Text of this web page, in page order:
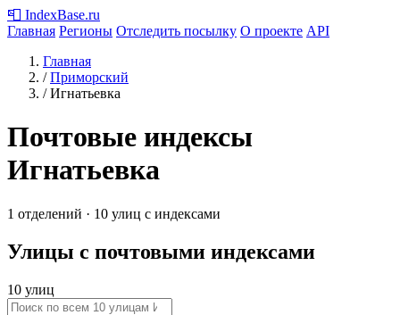
📮 IndexBase.ru
Главная Регионы Отследить посылку О проекте API
Главная
/ Приморский
/ Игнатьевка
Почтовые индексы
Игнатьевка
1 отделений · 10 улиц с индексами
Улицы с почтовыми индексами
10 улиц